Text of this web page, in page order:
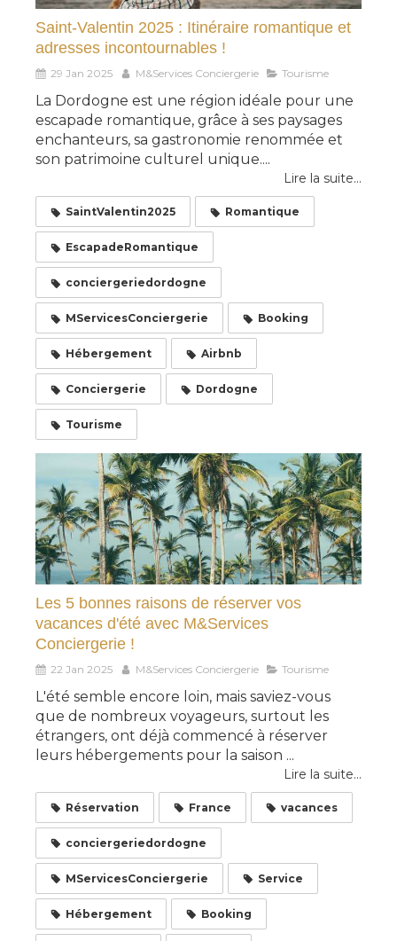
Saint-Valentin 2025 : Itinéraire romantique et
adresses incontournables !
29 Jan 2025 M&Services Conciergerie Tourisme
La Dordogne est une région idéale pour une
escapade romantique, grâce à ses paysages
enchanteurs, sa gastronomie renommée et
son patrimoine culturel unique....
Lire la suite...
SaintValentin2025 Romantique
EscapadeRomantique
conciergeriedordogne
MServicesConciergerie Booking
Hébergement Airbnb
Conciergerie Dordogne
Tourisme
Les 5 bonnes raisons de réserver vos
vacances d'été avec M&Services
Conciergerie !
22 Jan 2025 M&Services Conciergerie Tourisme
L'été semble encore loin, mais saviez-vous
que de nombreux voyageurs, surtout les
étrangers, ont déjà commencé à réserver
leurs hébergements pour la saison ...
Lire la suite...
Réservation France vacances
conciergeriedordogne
MServicesConciergerie Service
Hébergement Booking